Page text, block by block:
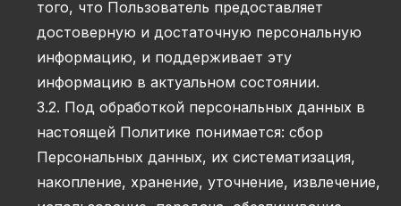
того, что Пользователь предоставляет
достоверную и достаточную персональную
информацию, и поддерживает эту
информацию в актуальном состоянии.
3.2. Под обработкой персональных данных в
настоящей Политике понимается: сбор
Персональных данных, их систематизация,
накопление, хранение, уточнение, извлечение,